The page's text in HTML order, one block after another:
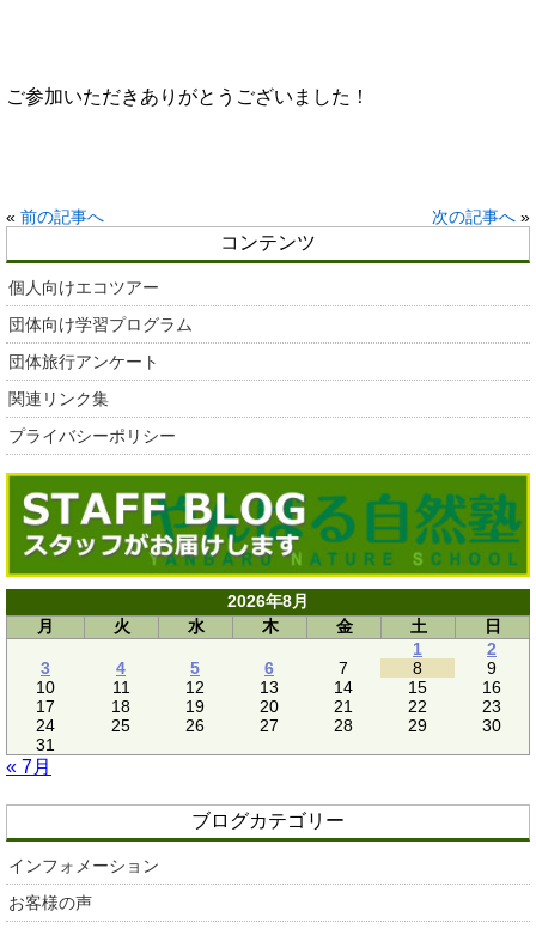
ご参加いただきありがとうございました！
« 前の記事へ 次の記事へ »
コンテンツ
個人向けエコツアー
団体向け学習プログラム
団体旅行アンケート
関連リンク集
プライバシーポリシー
2026年8月
月
火 水 木 金 土
日
1
2
3
4 5 6 7 8
9
10
11 12 13 14 15
16
17
18 19 20 21 22
23
24
25 26 27 28 29
30
31
« 7月
ブログカテゴリー
インフォメーション
お客様の声